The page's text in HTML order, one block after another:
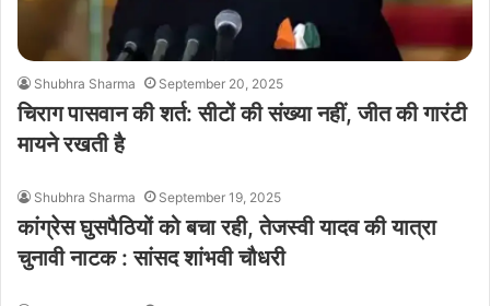
Shubhra Sharma September 20, 2025
चिराग पासवान की शर्त: सीटों की संख्या नहीं, जीत की गारंटी
मायने रखती है
Shubhra Sharma September 19, 2025
कांग्रेस घुसपैठियों को बचा रही, तेजस्वी यादव की यात्रा
चुनावी नाटक : सांसद शांभवी चौधरी